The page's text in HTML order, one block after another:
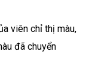
viên chỉ thị màu,
đã chuyển